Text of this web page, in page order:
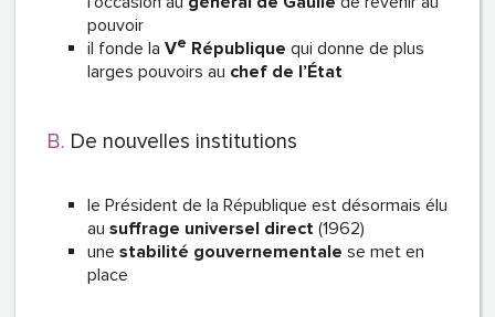
pouvoir
il fonde la Ve République qui donne de plus
larges pouvoirs au chef de l’État
De nouvelles institutions
le Président de la République est désormais élu
au suffrage universel direct (1962)
une stabilité gouvernementale se met en
place